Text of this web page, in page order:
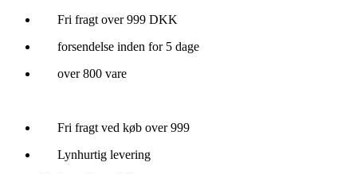
Videre
indhold
Fri fragt over 999 DKK
forsendelse inden for 5 dage
over 800 vare
Fri fragt ved køb over 999
Lynhurtig levering